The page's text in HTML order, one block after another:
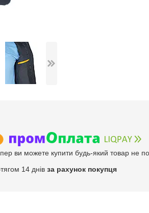
ви можете купити будь-який товар не
14 днів за рахунок покупця